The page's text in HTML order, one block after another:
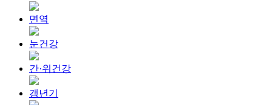
면역
눈건강
간·위건강
갱년기